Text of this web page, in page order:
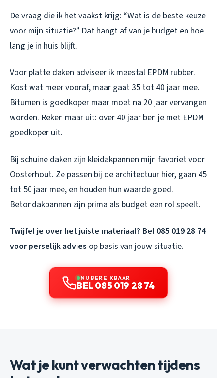
De vraag die ik het vaakst krijg: “Wat is de beste keuze
voor mijn situatie?” Dat hangt af van je budget en hoe
lang je in huis blijft.
Voor platte daken adviseer ik meestal EPDM rubber.
Kost wat meer vooraf, maar gaat 35 tot 40 jaar mee.
Bitumen is goedkoper maar moet na 20 jaar vervangen
worden. Reken maar uit: over 40 jaar ben je met EPDM
goedkoper uit.
Bij schuine daken zijn kleidakpannen mijn favoriet voor
Oosterhout. Ze passen bij de architectuur hier, gaan 45
tot 50 jaar mee, en houden hun waarde goed.
Betondakpannen zijn prima als budget een rol speelt.
Twijfel je over het juiste materiaal? Bel 085 019 28 74
voor perselijk advies op basis van jouw situatie.
NU BEREIKBAAR
BEL 085 019 28 74
Wat je kunt verwachten tijdens